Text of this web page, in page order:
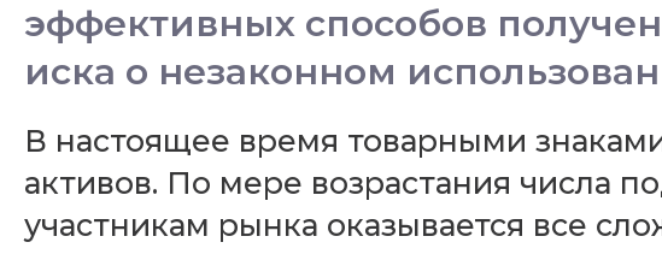
эффективных способов
иска о незаконном
В настоящее время товарными
активов. По мере возрастания числа
участникам рынка оказывается все